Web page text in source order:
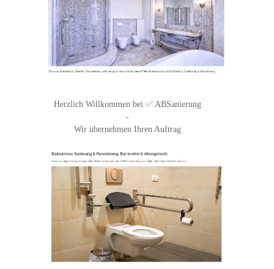
Herzlich Willkommen bei ✅ ABSanierung
-
Wir übernehmen Ihren Auftrag